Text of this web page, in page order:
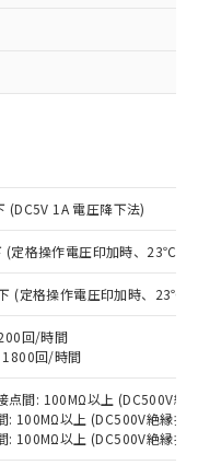
(DC5V 1A 電圧降下法)
(定格操作電圧印加時、23℃、
(定格操作電圧印加時、23℃
回/時間
1800回/時間
点間: 100MΩ以上 (DC500V絶
: 100MΩ以上 (DC500V絶縁抵
: 100MΩ以上 (DC500V絶縁抵
同意のうえ
機器事業取扱
び標準価格
だくもので
品の中には、
る商品もある
照会結果は、
での社内デー
能な商品で
（10物質）の
品を出す予
（10物質）の
は確認中の
形物で、有
す。
有部品として
場合などや
す。
中国RoHSの
す。
中国RoHSの
ます。
売部門へお問
のうち、外国
定める商品
う）を輸出